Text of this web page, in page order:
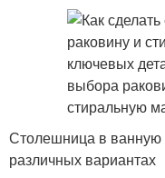
Столешница в ванную
различных вариантах